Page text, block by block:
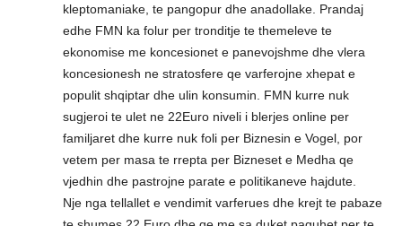
kleptomaniake, te pangopur dhe anadollake. Prandaj
edhe FMN ka folur per tronditje te themeleve te
ekonomise me koncesionet e panevojshme dhe vlera
koncesionesh ne stratosfere qe varferojne xhepat e
populit shqiptar dhe ulin konsumin. FMN kurre nuk
sugjeroi te ulet ne 22Euro niveli i blerjes online per
familjaret dhe kurre nuk foli per Biznesin e Vogel, por
vetem per masa te rrepta per Bizneset e Medha qe
vjedhin dhe pastrojne parate e politikaneve hajdute.
Nje nga tellallet e vendimit varferues dhe krejt te pabaze